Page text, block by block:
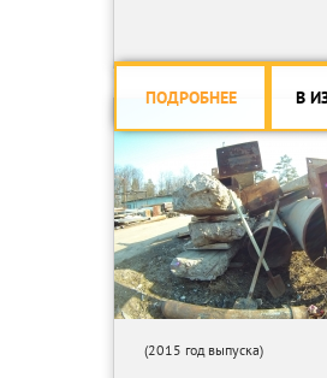
ПОДРОБНЕЕ В
(2015 год выпуска)